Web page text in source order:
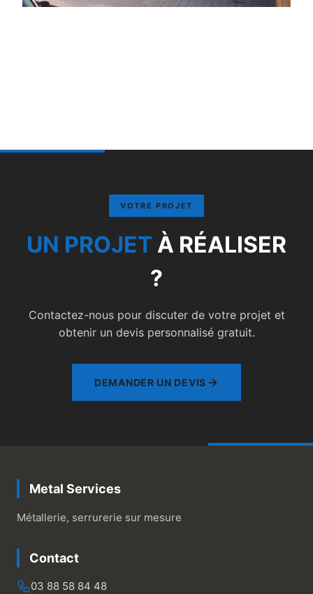
VOTRE PROJET
UN PROJET À RÉALISER
?
Contactez-nous pour discuter de votre projet et
obtenir un devis personnalisé gratuit.
DEMANDER UN DEVIS
Metal Services
Métallerie, serrurerie sur mesure
Contact
03 88 58 84 48